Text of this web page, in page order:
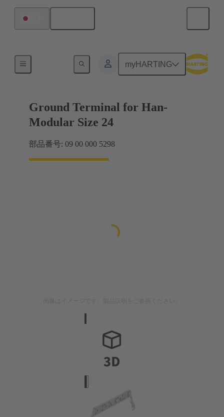
myHARTING
Ground Terminal for Han-
Modular Size 24
部品番号: 09 00 000 5298